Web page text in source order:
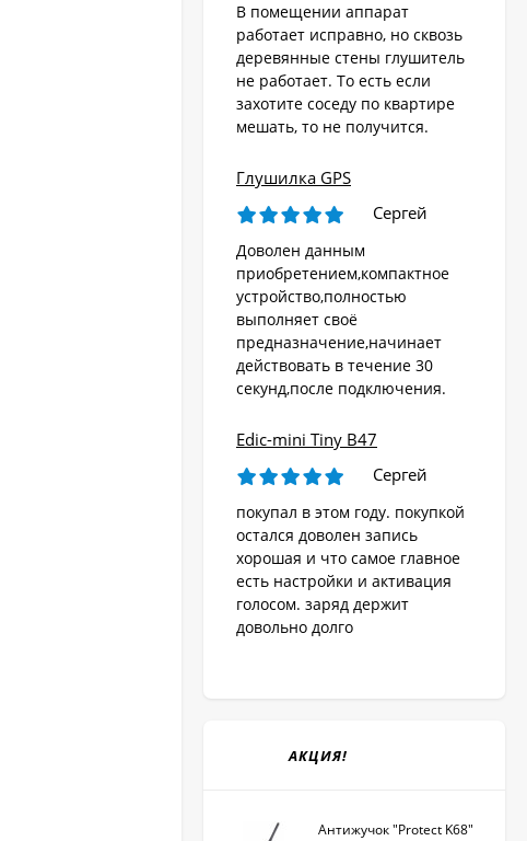
В помещении аппарат
работает исправно, но сквозь
деревянные стены глушитель
не работает. То есть если
захотите соседу по квартире
мешать, то не получится.
Глушилка GPS
Сергей
Доволен данным
приобретением,компактное
устройство,полностью
выполняет своё
предназначение,начинает
действовать в течение 30
секунд,после подключения.
Edic-mini Tiny B47
Сергей
покупал в этом году. покупкой
остался доволен запись
хорошая и что самое главное
есть настройки и активация
голосом. заряд держит
довольно долго
АКЦИЯ!
Антижучок "Protect K68"